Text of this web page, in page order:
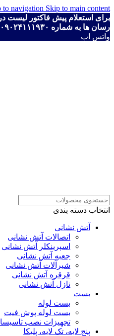
to navigation Skip to main content
برای استعلام پیش فاکتور لیست
رسان ها به شماره ۰۹۰۲۴۱۱۱۹۳۰ ارسال نمایید.
واتس اپ
انتخاب دسته بندی
آتش نشانی
اتصالات آتش نشانی
اسپرینکلر آتش نشانی
جعبه آتش نشانی
شیرآلات آتش نشانی
قرقره آتش نشانی
نازل آتش نشانی
بست
بست لوله
بست لوله پوش فیت
تجهیزات نصب
پنج لایه، تک لایه، پلیکا